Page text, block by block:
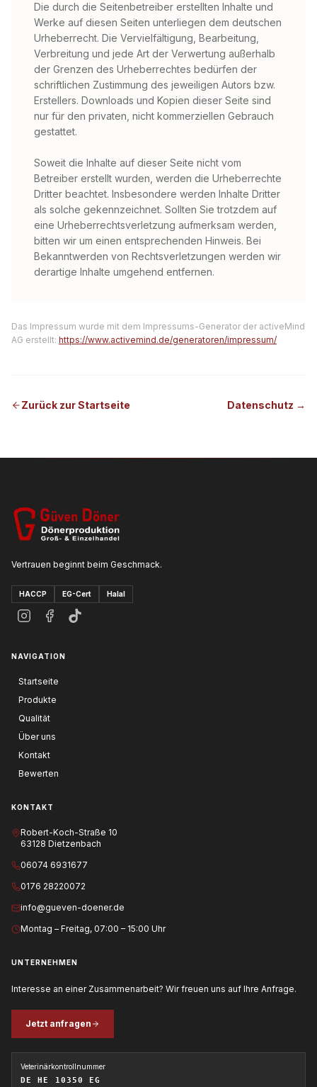
Die durch die Seitenbetreiber erstellten Inhalte und
Werke auf diesen Seiten unterliegen dem deutschen
Urheberrecht. Die Vervielfältigung, Bearbeitung,
Verbreitung und jede Art der Verwertung außerhalb
der Grenzen des Urheberrechtes bedürfen der
schriftlichen Zustimmung des jeweiligen Autors bzw.
Erstellers. Downloads und Kopien dieser Seite sind
nur für den privaten, nicht kommerziellen Gebrauch
gestattet.
Soweit die Inhalte auf dieser Seite nicht vom
Betreiber erstellt wurden, werden die Urheberrechte
Dritter beachtet. Insbesondere werden Inhalte Dritter
als solche gekennzeichnet. Sollten Sie trotzdem auf
eine Urheberrechtsverletzung aufmerksam werden,
bitten wir um einen entsprechenden Hinweis. Bei
Bekanntwerden von Rechtsverletzungen werden wir
derartige Inhalte umgehend entfernen.
Das Impressum wurde mit dem Impressums-Generator der activeMind
AG erstellt: https://www.activemind.de/generatoren/impressum/
Zurück zur Startseite Datenschutz →
Vertrauen beginnt beim Geschmack.
HACCP EG-Cert Halal
NAVIGATION
Startseite
Produkte
Qualität
Über uns
Kontakt
Bewerten
KONTAKT
Robert-Koch-Straße 10
63128 Dietzenbach
06074 6931677
0176 28220072
info@gueven-doener.de
Montag – Freitag, 07:00 – 15:00 Uhr
UNTERNEHMEN
Interesse an einer Zusammenarbeit? Wir freuen uns auf Ihre Anfrage.
Jetzt anfragen
Veterinärkontrollnummer
DE HE 10350 EG